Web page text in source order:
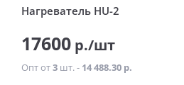
Нагреватель HU-2
17600 р./шт
Опт от3 шт. - 14 488.30 р.